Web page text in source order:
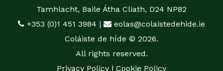
Tamhlacht, Baile Átha Cliath, D24 NP82
+353 (0)1 451 3984 |
eolas@colaistedehide.ie
Coláiste de hÍde © 2026.
All rights reserved.
Privacy Policy | Cookie Policy